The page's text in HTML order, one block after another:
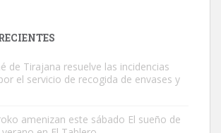
de Tirajana resuelve las incidencias
el servicio de recogida de envases y
amenizan este sábado El sueño de